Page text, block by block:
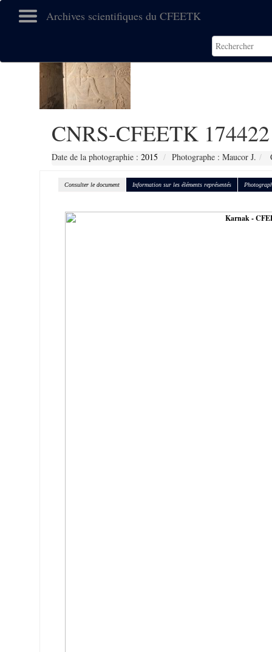
Archives scientifiques du CFEETK
CNRS-CFEETK 174422
Date de la photographie : 2015 Photographe : Maucor J.
Consulter le document Information sur les éléments représentés